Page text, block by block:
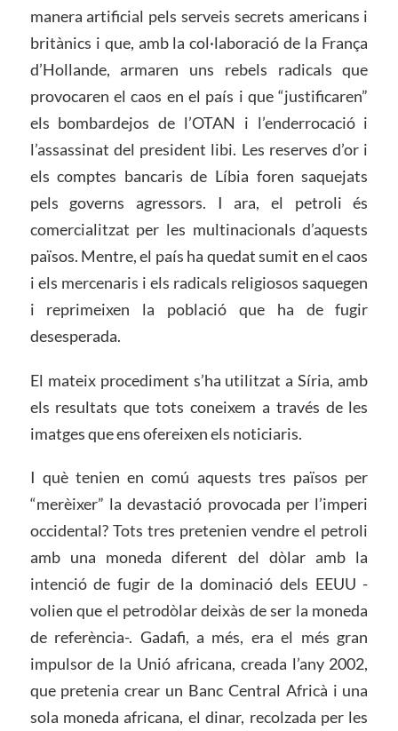
manera artificial pels serveis secrets americans i
britànics i que, amb la col·laboració de la França
d’Hollande, armaren uns rebels radicals que
provocaren el caos en el país i que “justificaren”
els bombardejos de l’OTAN i l’enderrocació i
l’assassinat del president libi. Les reserves d’or i
els comptes bancaris de Líbia foren saquejats
pels governs agressors. I ara, el petroli és
comercialitzat per les multinacionals d’aquests
països. Mentre, el país ha quedat sumit en el caos
i els mercenaris i els radicals religiosos saquegen
i reprimeixen la població que ha de fugir
desesperada.
El mateix procediment s’ha utilitzat a Síria, amb
els resultats que tots coneixem a través de les
imatges que ens ofereixen els noticiaris.
I què tenien en comú aquests tres països per
“merèixer” la devastació provocada per l’imperi
occidental? Tots tres pretenien vendre el petroli
amb una moneda diferent del dòlar amb la
intenció de fugir de la dominació dels EEUU -
volien que el petrodòlar deixàs de ser la moneda
de referència-. Gadafi, a més, era el més gran
impulsor de la Unió africana, creada l’any 2002,
que pretenia crear un Banc Central Africà i una
sola moneda africana, el dinar, recolzada per les